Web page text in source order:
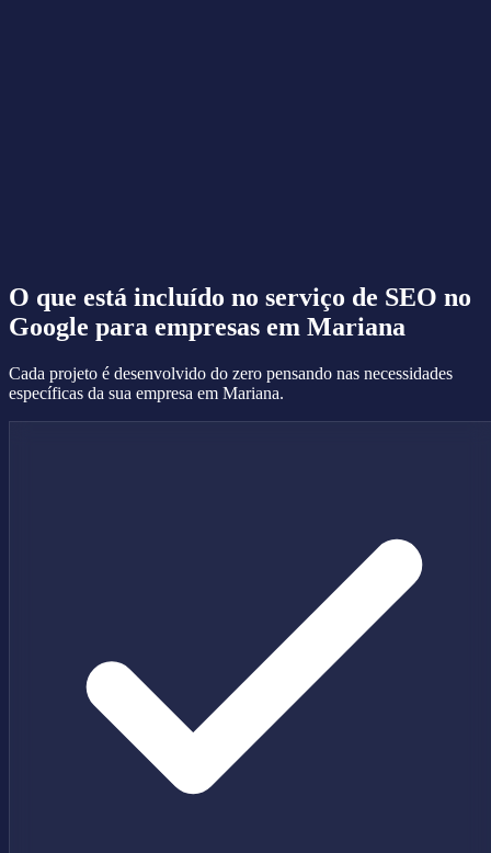
O que está incluído no serviço de SEO no
Google para empresas em Mariana
Cada projeto é desenvolvido do zero pensando nas necessidades
específicas da sua empresa em Mariana.